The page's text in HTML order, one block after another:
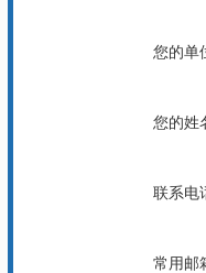
您的单
您的姓
联系电
常用邮